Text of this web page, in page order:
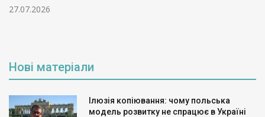
27.07.2026
Нові матеріали
Ілюзія копіювання: чому польська
модель розвитку не спрацює в Україні